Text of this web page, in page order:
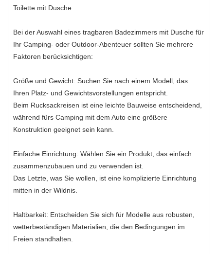
Toilette mit Dusche
Bei der Auswahl eines tragbaren Badezimmers mit Dusche für
Ihr Camping- oder Outdoor-Abenteuer sollten Sie mehrere
Faktoren berücksichtigen:
Größe und Gewicht: Suchen Sie nach einem Modell, das
Ihren Platz- und Gewichtsvorstellungen entspricht.
Beim Rucksackreisen ist eine leichte Bauweise entscheidend,
während fürs Camping mit dem Auto eine größere
Konstruktion geeignet sein kann.
Einfache Einrichtung: Wählen Sie ein Produkt, das einfach
zusammenzubauen und zu verwenden ist.
Das Letzte, was Sie wollen, ist eine komplizierte Einrichtung
mitten in der Wildnis.
Haltbarkeit: Entscheiden Sie sich für Modelle aus robusten,
wetterbeständigen Materialien, die den Bedingungen im
Freien standhalten.